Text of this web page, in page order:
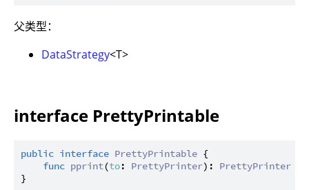
父类型：
DataStrategy<T>
interface PrettyPrintable
public interface PrettyPrintable {
func pprint(to: PrettyPrinter): PrettyPrinter